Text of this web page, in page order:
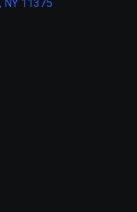
11375